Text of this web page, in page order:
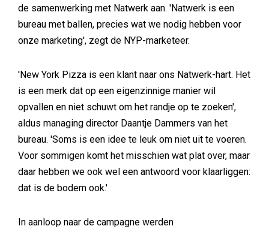
de samenwerking met Natwerk aan. 'Natwerk is een
bureau met ballen, precies wat we nodig hebben voor
onze marketing', zegt de NYP-marketeer.
'New York Pizza is een klant naar ons Natwerk-hart. Het
is een merk dat op een eigenzinnige manier wil
opvallen en niet schuwt om het randje op te zoeken',
aldus managing director Daantje Dammers van het
bureau. 'Soms is een idee te leuk om niet uit te voeren.
Voor sommigen komt het misschien wat plat over, maar
daar hebben we ook wel een antwoord voor klaarliggen:
dat is de bodem ook.'
In aanloop naar de campagne werden